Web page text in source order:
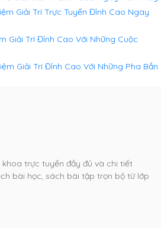
Giải Trí Trực Tuyến Đỉnh Cao Ngay
Giải Trí Đỉnh Cao Với Những Cuộc
Giải Trí Đỉnh Cao Với Những Pha Bắn
trực tuyến đầy đủ và chi tiết
bài học, sách bài tập trọn bộ từ lớp